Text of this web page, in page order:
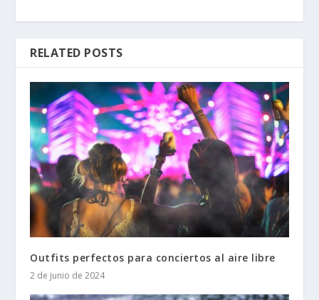
RELATED POSTS
Outfits perfectos para conciertos al aire libre
2 de junio de 2024